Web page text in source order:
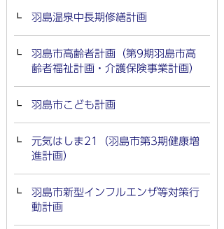
羽島温泉中長期修繕計画
羽島市高齢者計画（第9期羽島市高
齢者福祉計画・介護保険事業計画）
羽島市こども計画
元気はしま21（羽島市第3期健康増
進計画）
羽島市新型インフルエンザ等対策行
動計画